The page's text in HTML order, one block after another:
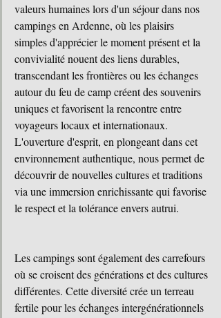
valeurs humaines lors d'un séjour dans nos
campings en Ardenne, où les plaisirs
simples d'apprécier le moment présent et la
convivialité nouent des liens durables,
transcendant les frontières ou les échanges
autour du feu de camp créent des souvenirs
uniques et favorisent la rencontre entre
voyageurs locaux et internationaux.
L'ouverture d'esprit, en plongeant dans cet
environnement authentique, nous permet de
découvrir de nouvelles cultures et traditions
via une immersion enrichissante qui favorise
le respect et la tolérance envers autrui.
Les campings sont également des carrefours
où se croisent des générations et des cultures
différentes. Cette diversité crée un terreau
fertile pour les échanges intergénérationnels